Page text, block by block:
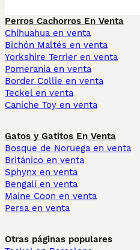
Perros Cachorros En Venta
Chihuahua en venta
Bichón Maltés en venta
Yorkshire Terrier en venta
Pomerania en venta
Border Collie en venta
Teckel en venta
Caniche Toy en venta
Gatos y Gatitos En Venta
Bosque de Noruega en venta
Británico en venta
Sphynx en venta
Bengalí en venta
Maine Coon en venta
Persa en venta
Otras páginas populares